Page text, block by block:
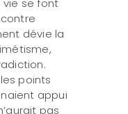
vie se font
dévie la
points
appui
pas